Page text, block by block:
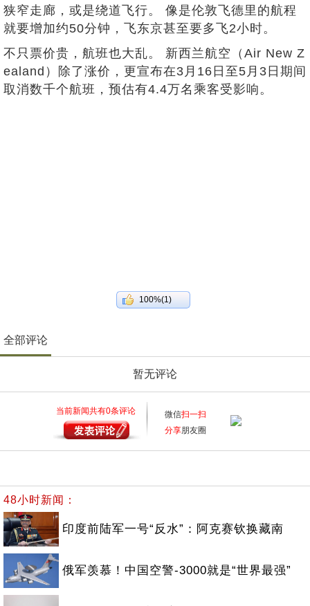
狭窄走廊，或是绕道飞行。 像是伦敦飞德里的航程
就要增加约50分钟，飞东京甚至要多飞2小时。
不只票价贵，航班也大乱。 新西兰航空（Air New Z
ealand）除了涨价，更宣布在3月16日至5月3日期间
取消数千个航班，预估有4.4万名乘客受影响。
100%(1)
全部评论
暂无评论
当前新闻共有0条评论 微信扫一扫
分享朋友圈
48小时新闻：
印度前陆军一号“反水”：阿克赛钦换藏南
俄军羡慕！中国空警-3000就是“世界最强”